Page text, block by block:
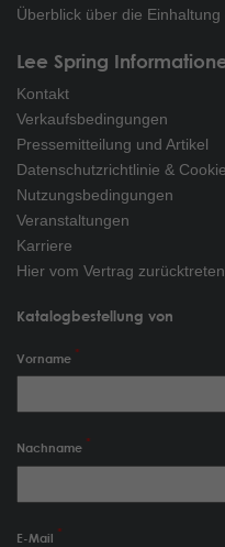
Überblick über die
Lee Spring
Kontakt
Verkaufsbedingungen
Pressemitteilung und Artikel
Datenschutzrichtlinie &
Nutzungsbedingungen
Veranstaltungen
Karriere
Hier vom Vertrag zurücktreten
Katalogbestellung von
Vorname
Nachname
E-Mail